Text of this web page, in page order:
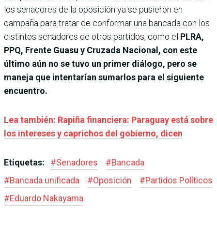
los senadores de la oposición ya se pusieron en
campaña para tratar de conformar una bancada con los
distintos senadores de otros partidos, como el PLRA,
PPQ, Frente Guasu y Cruzada Nacional, con este
último aún no se tuvo un primer diálogo, pero se
maneja que intentarían sumarlos para el siguiente
encuentro.
Lea también: Rapiña financiera: Paraguay está sobre
los intereses y caprichos del gobierno, dicen
Etiquetas: #Senadores #Bancada
#Bancada unificada #Oposición #Partidos Políticos
#Eduardo Nakayama